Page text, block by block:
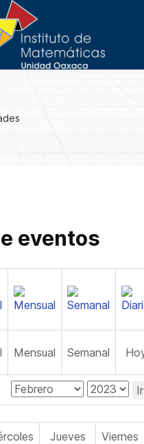
eventos
Mensual Semanal
Jueves Viernes